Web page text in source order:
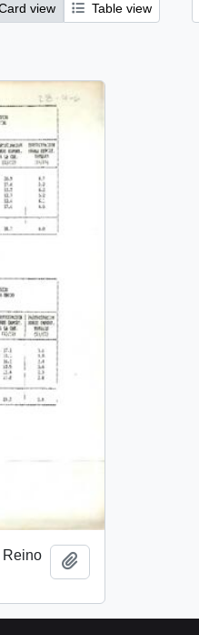
view Table view
Reino